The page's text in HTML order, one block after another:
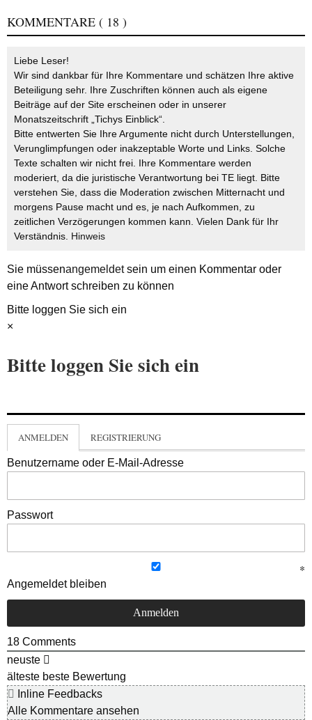
KOMMENTARE ( 18 )
Liebe Leser!
Wir sind dankbar für Ihre Kommentare und schätzen Ihre aktive
Beteiligung sehr. Ihre Zuschriften können auch als eigene
Beiträge auf der Site erscheinen oder in unserer
Monatszeitschrift „Tichys Einblick“.
Bitte entwerten Sie Ihre Argumente nicht durch Unterstellungen,
Verunglimpfungen oder inakzeptable Worte und Links. Solche
Texte schalten wir nicht frei. Ihre Kommentare werden
moderiert, da die juristische Verantwortung bei TE liegt. Bitte
verstehen Sie, dass die Moderation zwischen Mitternacht und
morgens Pause macht und es, je nach Aufkommen, zu
zeitlichen Verzögerungen kommen kann. Vielen Dank für Ihr
Verständnis. Hinweis
Sie müssenangemeldetsein um einen Kommentar oder
eine Antwort schreiben zu können
Bitte loggen Sie sich ein
×
Bitte loggen Sie sich ein
ANMELDEN REGISTRIERUNG
Benutzername oder E-Mail-Adresse
Passwort
Angemeldet bleiben
18 Comments
neuste
älteste beste Bewertung
Inline Feedbacks
Alle Kommentare ansehen